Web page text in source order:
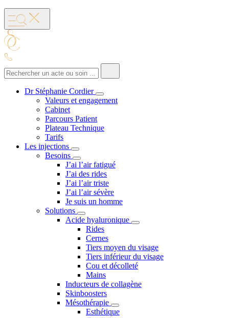
Dr Stéphanie Cordier
Valeurs et engagement
Cabinet
Parcours Patient
Plateau Technique
Tarifs
Les injections
Besoins
J’ai l’air fatigué
J’ai des rides
J’ai l’air triste
J’ai l’air sévère
Je suis un homme
Solutions
Acide hyaluronique
Rides
Cernes
Tiers moyen du visage
Tiers inférieur du visage
Cou et décolleté
Mains
Inducteurs de collagène
Skinboosters
Mésothérapie
Esthétique